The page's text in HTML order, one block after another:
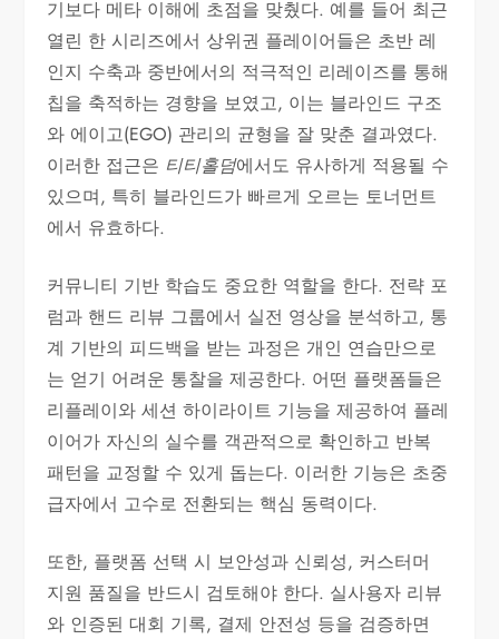
기보다 메타 이해에 초점을 맞췄다. 예를 들어 최근
열린 한 시리즈에서 상위권 플레이어들은 초반 레
인지 수축과 중반에서의 적극적인 리레이즈를 통해
칩을 축적하는 경향을 보였고, 이는 블라인드 구조
와 에이고(EGO) 관리의 균형을 잘 맞춘 결과였다.
이러한 접근은 티티홀덤에서도 유사하게 적용될 수
있으며, 특히 블라인드가 빠르게 오르는 토너먼트
에서 유효하다.
커뮤니티 기반 학습도 중요한 역할을 한다. 전략 포
럼과 핸드 리뷰 그룹에서 실전 영상을 분석하고, 통
계 기반의 피드백을 받는 과정은 개인 연습만으로
는 얻기 어려운 통찰을 제공한다. 어떤 플랫폼들은
리플레이와 세션 하이라이트 기능을 제공하여 플레
이어가 자신의 실수를 객관적으로 확인하고 반복
패턴을 교정할 수 있게 돕는다. 이러한 기능은 초중
급자에서 고수로 전환되는 핵심 동력이다.
또한, 플랫폼 선택 시 보안성과 신뢰성, 커스터머
지원 품질을 반드시 검토해야 한다. 실사용자 리뷰
와 인증된 대회 기록, 결제 안전성 등을 검증하면